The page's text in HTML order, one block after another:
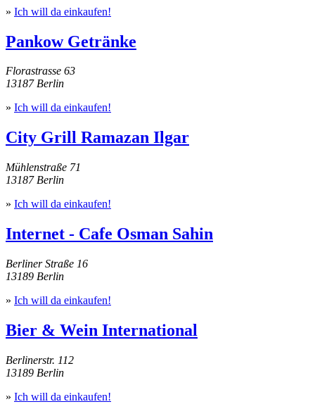
» Ich will da einkaufen!
Pankow Getränke
Florastrasse 63
13187 Berlin
» Ich will da einkaufen!
City Grill Ramazan Ilgar
Mühlenstraße 71
13187 Berlin
» Ich will da einkaufen!
Internet - Cafe Osman Sahin
Berliner Straße 16
13189 Berlin
» Ich will da einkaufen!
Bier & Wein International
Berlinerstr. 112
13189 Berlin
» Ich will da einkaufen!